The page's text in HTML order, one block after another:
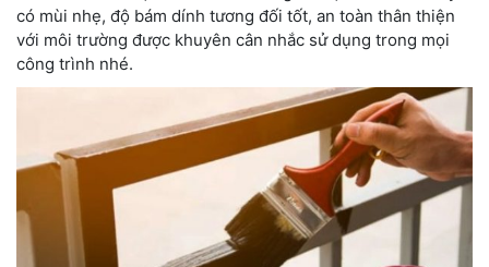
có mùi nhẹ, độ bám dính tương đối tốt, an toàn thân thiện
với môi trường được khuyên cân nhắc sử dụng trong mọi
công trình nhé.